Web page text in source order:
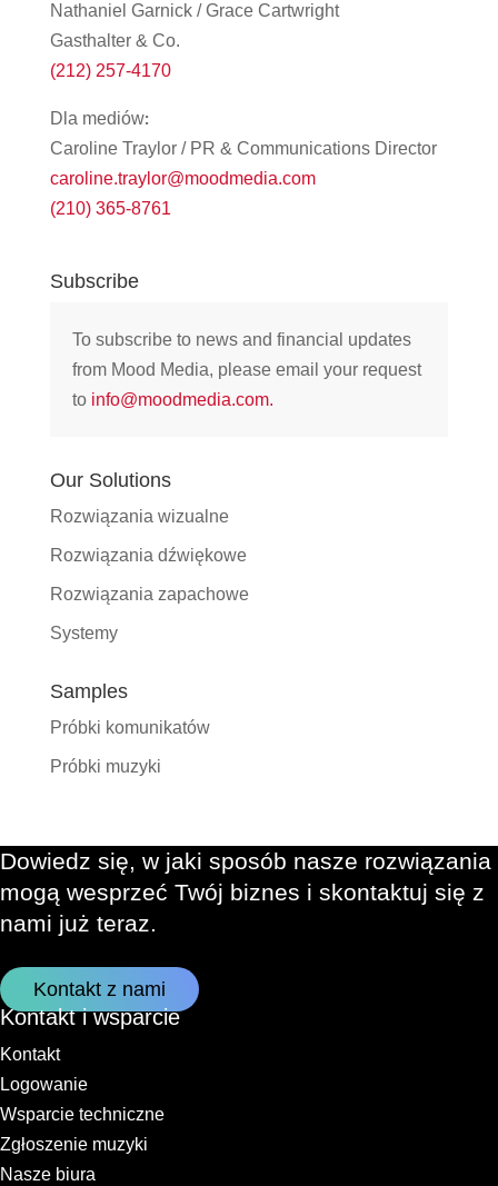
Nathaniel Garnick / Grace Cartwright
Gasthalter & Co.
(212) 257-4170
Dla mediów:
Caroline Traylor / PR & Communications Director
caroline.traylor@moodmedia.com
(210) 365-8761
Subscribe
To subscribe to news and financial updates
from Mood Media, please email your request
to info@moodmedia.com.
Our Solutions
Rozwiązania wizualne
Rozwiązania dźwiękowe
Rozwiązania zapachowe
Systemy
Samples
Próbki komunikatów
Próbki muzyki
Dowiedz się, w jaki sposób nasze rozwiązania
mogą wesprzeć Twój biznes i skontaktuj się z
nami już teraz.
Kontakt z nami
Kontakt i wsparcie
Kontakt
Logowanie
Wsparcie techniczne
Zgłoszenie muzyki
Nasze biura